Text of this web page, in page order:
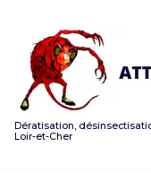
contenu
Dératisation,
Loir-et-Cher